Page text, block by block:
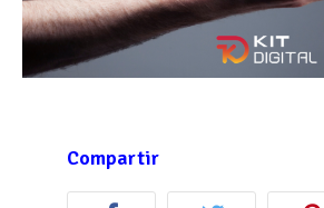
Compartir